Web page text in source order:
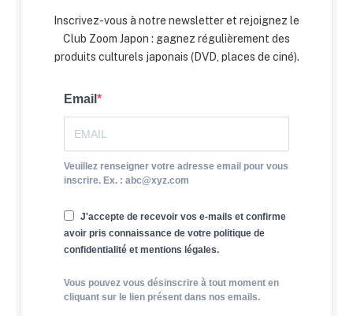
Inscrivez-vous à notre newsletter et rejoignez le
Club Zoom Japon : gagnez régulièrement des
produits culturels japonais (DVD, places de ciné).
Email
Veuillez renseigner votre adresse email pour vous
inscrire. Ex. : abc@xyz.com
J'accepte de recevoir vos e-mails et confirme
avoir pris connaissance de votre politique de
confidentialité et mentions légales.
Vous pouvez vous désinscrire à tout moment en
cliquant sur le lien présent dans nos emails.